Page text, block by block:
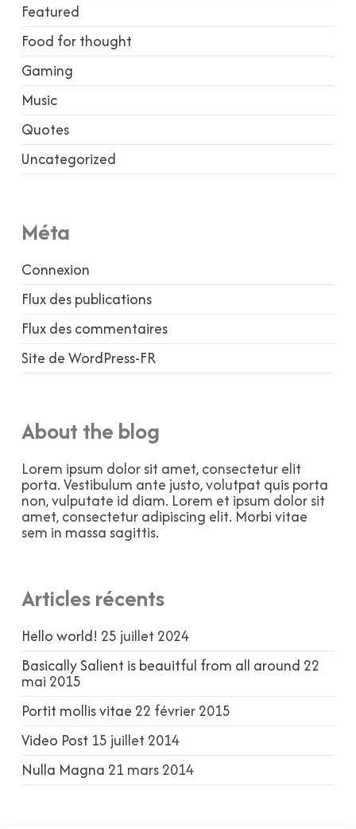
Featured
Food for thought
Gaming
Music
Quotes
Uncategorized
Méta
Connexion
Flux des publications
Flux des commentaires
Site de WordPress-FR
About the blog
Lorem ipsum dolor sit amet, consectetur elit
porta. Vestibulum ante justo, volutpat quis porta
non, vulputate id diam. Lorem et ipsum dolor sit
amet, consectetur adipiscing elit. Morbi vitae
sem in massa sagittis.
Articles récents
Hello world! 25 juillet 2024
Basically Salient is beauitful from all around 22
mai 2015
Portit mollis vitae 22 février 2015
Video Post 15 juillet 2014
Nulla Magna 21 mars 2014